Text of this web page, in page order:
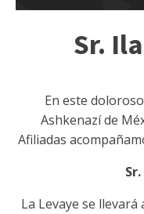
Sr.
En este
Ashkenazí de
Afiliadas
La Levaye se